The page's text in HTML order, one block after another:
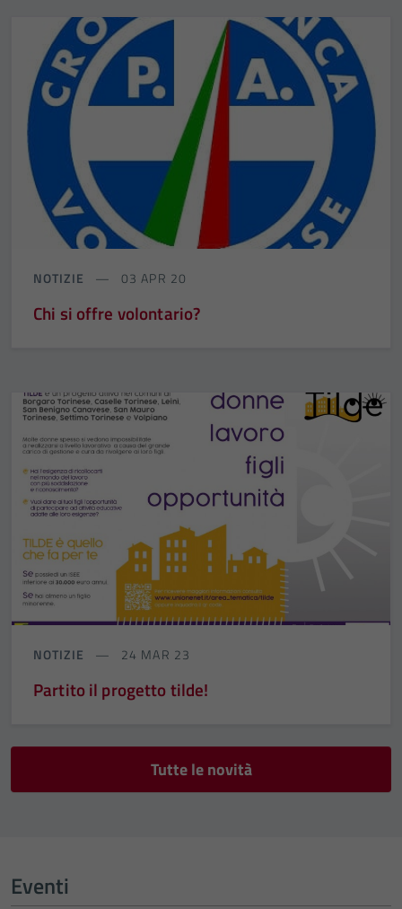
NOTIZIE 03 APR 20
Chi si offre volontario?
NOTIZIE 24 MAR 23
Partito il progetto tilde!
Tutte le novità
Eventi